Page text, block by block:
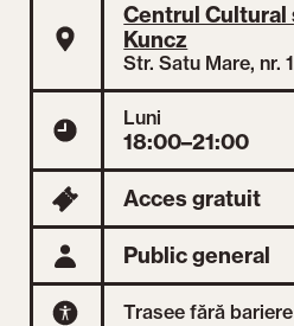
Centrul Cultural
Kuncz
Str. Satu Mare, nr.
Luni
18:00–21:00
Acces gratuit
Public general
Trasee fără